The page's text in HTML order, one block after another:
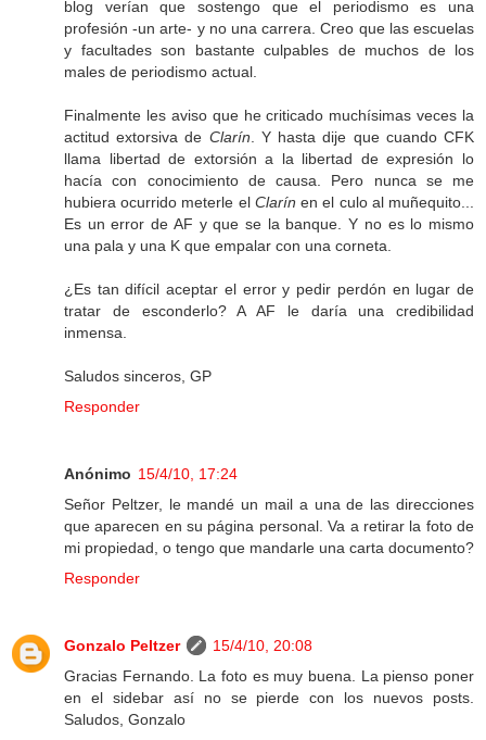
blog verían que sostengo que el periodismo es una
profesión -un arte- y no una carrera. Creo que las escuelas
y facultades son bastante culpables de muchos de los
males de periodismo actual.
Finalmente les aviso que he criticado muchísimas veces la
actitud extorsiva de Clarín. Y hasta dije que cuando CFK
llama libertad de extorsión a la libertad de expresión lo
hacía con conocimiento de causa. Pero nunca se me
hubiera ocurrido meterle el Clarín en el culo al muñequito...
Es un error de AF y que se la banque. Y no es lo mismo
una pala y una K que empalar con una corneta.
¿Es tan difícil aceptar el error y pedir perdón en lugar de
tratar de esconderlo? A AF le daría una credibilidad
inmensa.
Saludos sinceros, GP
Responder
Anónimo 15/4/10, 17:24
Señor Peltzer, le mandé un mail a una de las direcciones
que aparecen en su página personal. Va a retirar la foto de
mi propiedad, o tengo que mandarle una carta documento?
Responder
Gonzalo Peltzer
15/4/10, 20:08
Gracias Fernando. La foto es muy buena. La pienso poner
en el sidebar así no se pierde con los nuevos posts.
Saludos, Gonzalo